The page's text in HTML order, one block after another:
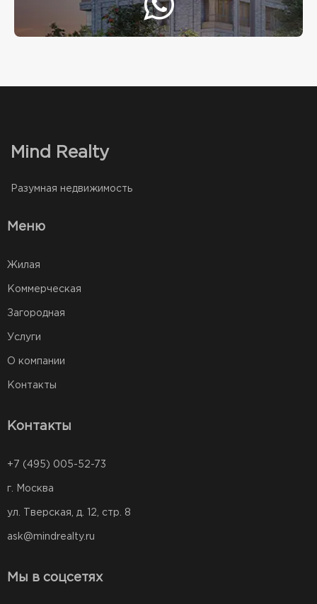
Mind Realty
Разумная недвижимость
Меню
Жилая
Коммерческая
Загородная
Услуги
О компании
Контакты
Контакты
+7 (495) 005-52-73
г. Москва
ул. Тверская, д. 12, стр. 8
ask@mindrealty.ru
Мы в соцсетях